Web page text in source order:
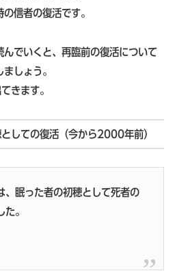
信者の復活です。
でいくと、再臨前の復活について
しょう。
きます。
しての復活（今から2000年前）
、眠った者の初穂として死者の
。